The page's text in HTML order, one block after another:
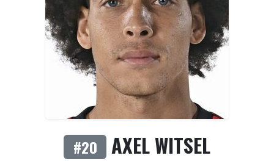
#20 AXEL WITSEL